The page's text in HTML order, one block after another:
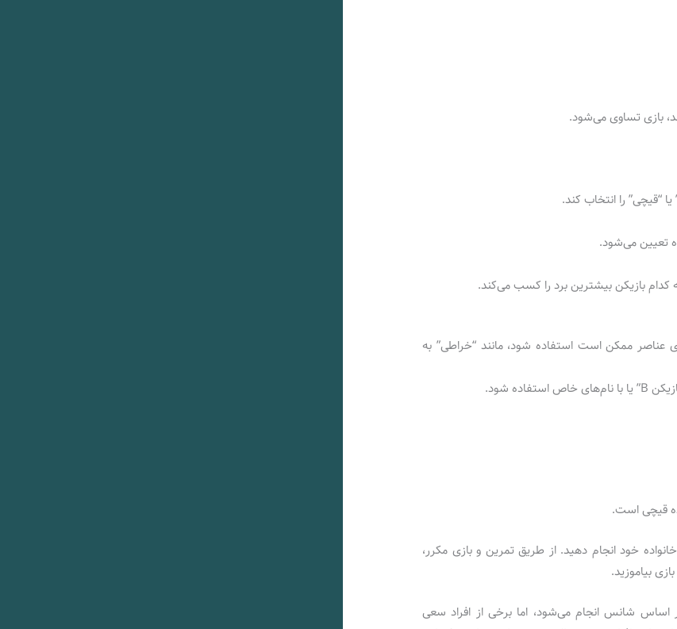
بازی تساوی می‌شود.
“قیچی” را انتخاب کند.
تعیین می‌شود.
کدام بازیکن بیشترین برد را کسب می‌کند.
عناصر ممکن است استفاده شود، مانند “خراطی” به
خود انجام دهید. از طریق تمرین و بازی مکرر،
بیاموزید.
اساس شانس انجام می‌شود، اما برخی از افراد سعی